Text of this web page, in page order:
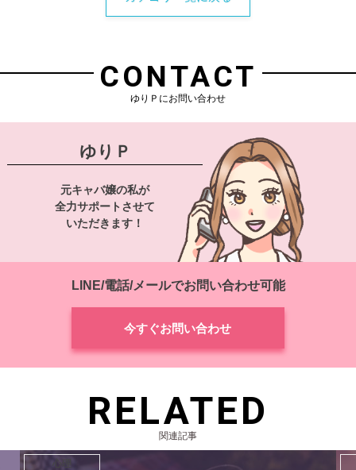
CONTACT
ゆりＰにお問い合わせ
ゆりＰ
元キャバ嬢の私が
全力サポートさせて
いただきます！
LINE/電話/メールでお問い合わせ可能
今すぐお問い合わせ
RELATED
関連記事
心理